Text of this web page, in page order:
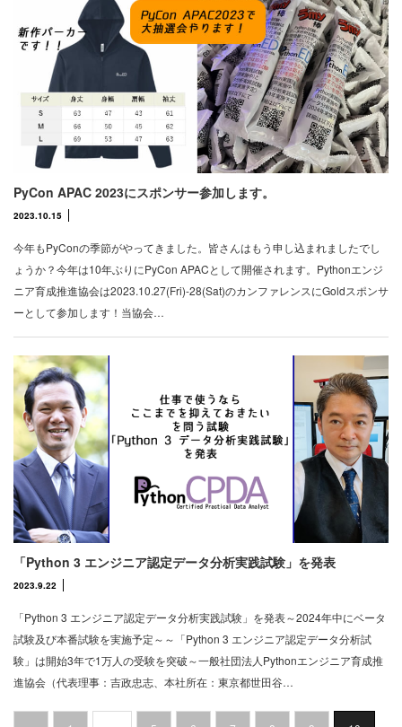
PyCon APAC 2023にスポンサー参加します。
2023.10.15
今年もPyConの季節がやってきました。皆さんはもう申し込まれましたでし
ょうか？今年は10年ぶりにPyCon APACとして開催されます。Pythonエンジ
ニア育成推進協会は2023.10.27(Fri)-28(Sat)のカンファレンスにGoldスポンサ
ーとして参加します！当協会…
「Python 3 エンジニア認定データ分析実践試験」を発表
2023.9.22
「Python 3 エンジニア認定データ分析実践試験」を発表～2024年中にベータ
試験及び本番試験を実施予定～～「Python 3 エンジニア認定データ分析試
験」は開始3年で1万人の受験を突破～一般社団法人Pythonエンジニア育成推
進協会（代表理事：吉政忠志、本社所在：東京都世田谷…